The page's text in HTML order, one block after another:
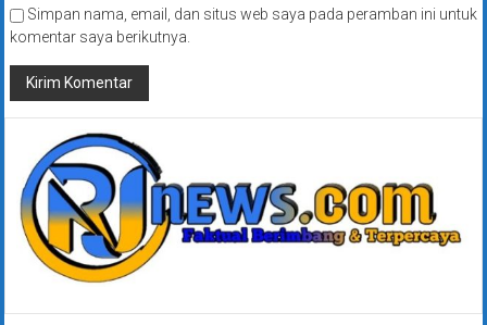
Simpan nama, email, dan situs web saya pada peramban ini untuk
komentar saya berikutnya.